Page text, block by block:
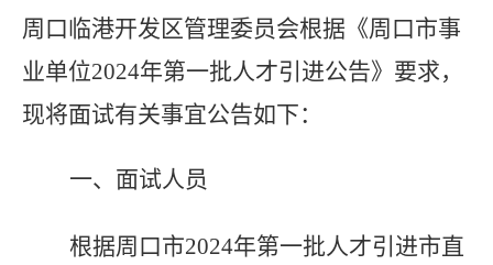
周口临港开发区管理委员会根据《周口市事
业单位2024年第一批人才引进公告》要求，
现将面试有关事宜公告如下：
一、面试人员
根据周口市2024年第一批人才引进市直